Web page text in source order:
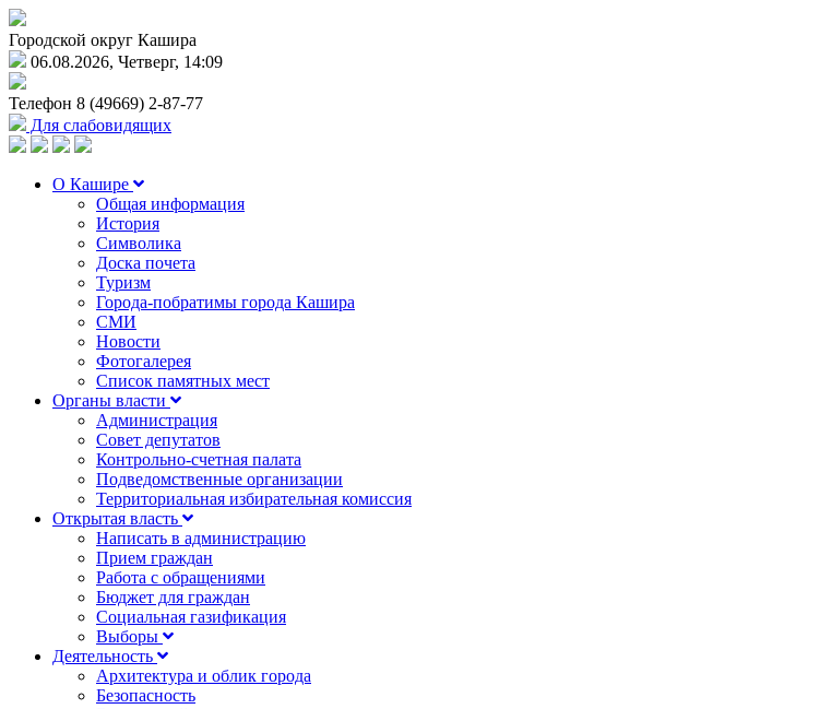
Городской округ Кашира
06.08.2026, Четверг, 14:09
Телефон 8 (49669) 2-87-77
Для слабовидящих
О Кашире
Общая информация
История
Символика
Доска почета
Туризм
Города-побратимы города Кашира
СМИ
Новости
Фотогалерея
Список памятных мест
Органы власти
Администрация
Совет депутатов
Контрольно-счетная палата
Подведомственные организации
Территориальная избирательная комиссия
Открытая власть
Написать в администрацию
Прием граждан
Работа с обращениями
Бюджет для граждан
Социальная газификация
Выборы
Деятельность
Архитектура и облик города
Безопасность